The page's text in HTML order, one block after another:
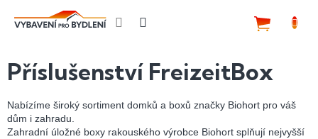
Příslušenství FreizeitBox
Nabízíme široký sortiment domků a boxů značky Biohort pro váš
dům i zahradu.
Zahradní úložné boxy rakouského výrobce Biohort splňují nejvyšší